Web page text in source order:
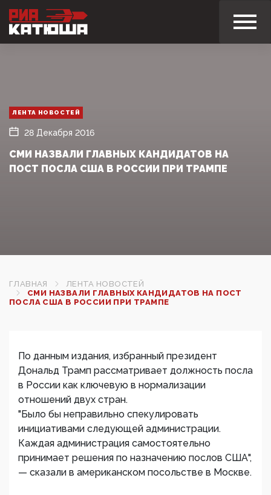
ЛЕНТА НОВОСТЕЙ
28 Декабря 2016
СМИ НАЗВАЛИ ГЛАВНЫХ КАНДИДАТОВ НА
ПОСТ ПОСЛА США В РОССИИ ПРИ ТРАМПЕ‍
ГЛАВНАЯ
ЛЕНТА НОВОСТЕЙ
СМИ НАЗВАЛИ ГЛАВНЫХ КАНДИДАТОВ НА ПОСТ
ПОСЛА США В РОССИИ ПРИ ТРАМПЕ‍
По данным издания, избранный президент
Дональд Трамп рассматривает должность посла
в России как ключевую в нормализации
отношений двух стран.
"Было бы неправильно спекулировать
инициативами следующей администрации.
Каждая администрация самостоятельно
принимает решения по назначению послов США",
— сказали в американском посольстве в Москве.